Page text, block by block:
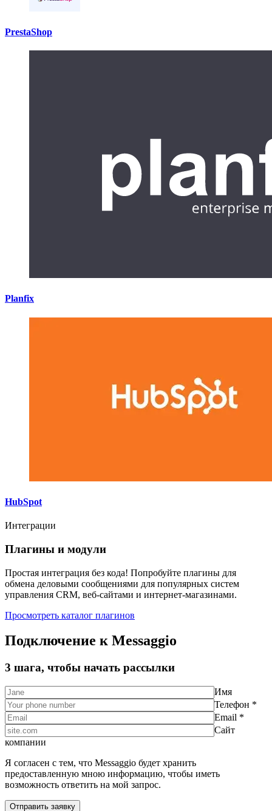
PrestaShop
Planfix
HubSpot
Интеграции
Плагины и модули
Простая интеграция без кода! Попробуйте плагины для
обмена деловыми сообщениями для популярных систем
управления CRM, веб-сайтами и интернет-магазинами.
Просмотреть каталог плагинов
Подключение к Messaggio
3 шага, чтобы начать рассылки
Имя
Телефон *
Email *
Сайт
компании
Я согласен с тем, что Messaggio будет хранить
предоставленную мною информацию, чтобы иметь
возможность ответить на мой запрос.